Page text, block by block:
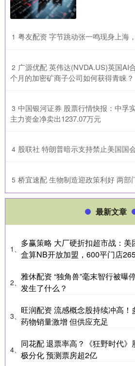
1 粤友配资 字节跳动张一鸣现身上海
2 广源优配 英伟达(NVDA.US)英国AI
个月的加密矿商子公司如何获得青睐？
3 中国银河证券 股票行情快报：中孚
主力资金净卖出1237.07万元
4 股联社 特朗普暗示支持禁止美国国
5 桥宜速配 生物制造迎政策利好 两部
最新文章
1、
多赢策略 大厂硬折扣超市战：美
盒算NB开放加盟，600平门店
2、
雅休配资 “独角兽”毫末智行被曝
发生了什么？
3、
旺润配资 流感概念股持续冲高
药物销量激增 但供应充足
4、
同花配 退票率高？《狂野时代
极分化 预测票房超2亿